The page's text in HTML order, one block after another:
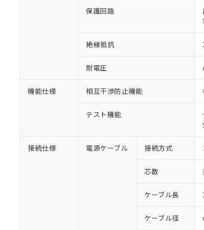
保護回路
絶縁抵抗
耐電圧
機能仕様 相互干渉防止機能
テスト機能
接続仕様 電源ケーブル 接続方式
芯数
ケーブル長
ケーブル径
本サー
くもの
在庫状
のであ
正式な
当社販
オムロ
在庫状
マイパ
ている
が、当
さい。
※当社
いる法
*EU RoHS指令（
鉛(Pb) 1000ppm
六価クロム
フタル酸ビス(2-
但し、RoHS指令
※2 対応予
部品在庫の
※3 非含有
下記の非含
EU RoHS指
51物質の非含
※本証明書は
また、RoHS
混在するこ
「×」：最大
「－」：未
Pb(鉛) :1000ppm
Cr(Ⅵ)(六価クロム
DBP(フタル酸ジ
DEHP(フタル酸
※2 環境保
「ｅ」：有
「10」：通
「－」：未確
当社は
う）を
などの
当社は
置等に
当社は
また当
たしま
一
一
在
機
白
受